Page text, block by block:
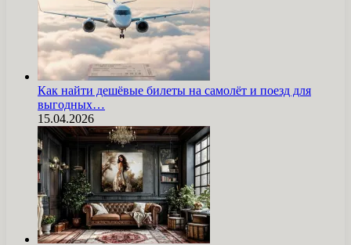
Как найти дешёвые билеты на самолёт и поезд для
выгодных…
15.04.2026